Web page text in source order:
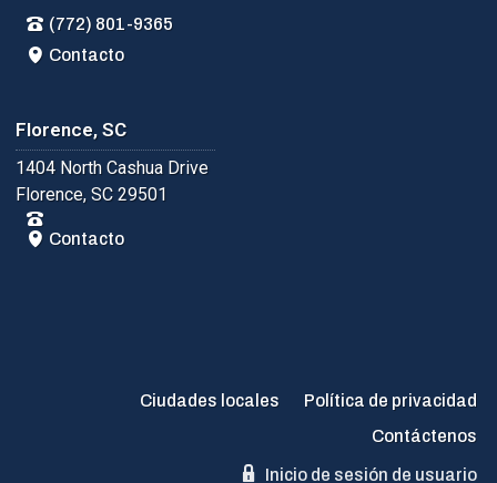
(772) 801-9365
Contacto
Florence, SC
1404 North Cashua Drive
Florence, SC 29501
Contacto
Ciudades locales
Política de privacidad
Contáctenos
Inicio de sesión de usuario